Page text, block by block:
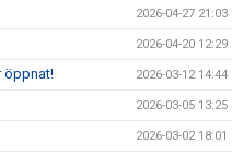
2026-04-27 21:03
2026-04-20 12:29
öppnat! 2026-03-12 14:44
2026-03-05 13:25
2026-03-02 18:01